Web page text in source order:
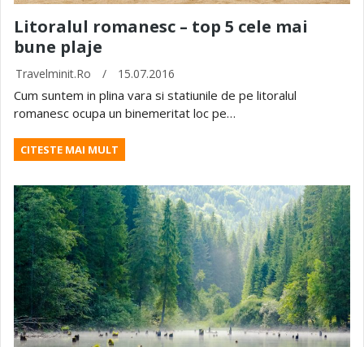
Litoralul romanesc – top 5 cele mai
bune plaje
Travelminit.ro / 15.07.2016
Cum suntem in plina vara si statiunile de pe litoralul
romanesc ocupa un binemeritat loc pe…
CITESTE MAI MULT